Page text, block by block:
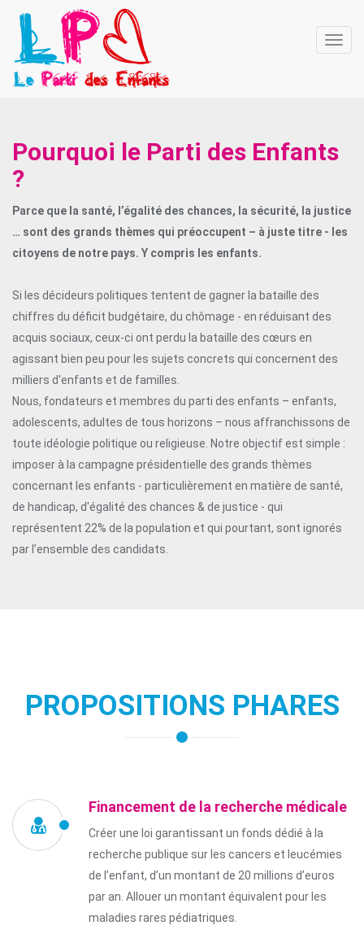
Pourquoi le Parti des Enfants
?
Parce que la santé, l’égalité des chances, la sécurité, la justice
… sont des grands thèmes qui préoccupent – à juste titre - les
citoyens de notre pays. Y compris les enfants.
Si les décideurs politiques tentent de gagner la bataille des
chiffres du déficit budgétaire, du chômage - en réduisant des
acquis sociaux, ceux-ci ont perdu la bataille des cœurs en
agissant bien peu pour les sujets concrets qui concernent des
milliers d'enfants et de familles.
Nous, fondateurs et membres du parti des enfants – enfants,
adolescents, adultes de tous horizons – nous affranchissons de
toute idéologie politique ou religieuse. Notre objectif est simple :
imposer à la campagne présidentielle des grands thèmes
concernant les enfants - particulièrement en matière de santé,
de handicap, d'égalité des chances & de justice - qui
représentent 22% de la population et qui pourtant, sont ignorés
par l’ensemble des candidats.
PROPOSITIONS PHARES
Financement de la recherche médicale
Créer une loi garantissant un fonds dédié à la
recherche publique sur les cancers et leucémies
de l’enfant, d’un montant de 20 millions d’euros
par an. Allouer un montant équivalent pour les
maladies rares pédiatriques.